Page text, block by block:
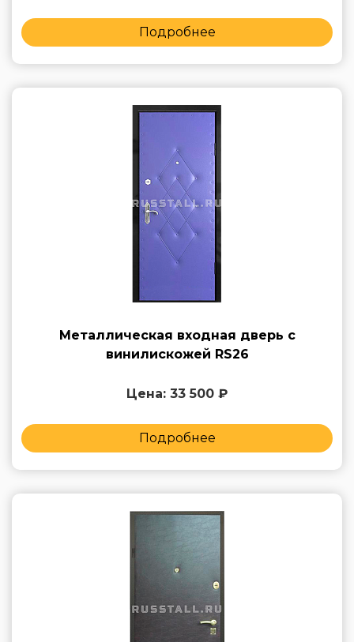
Подробнее
Металлическая входная дверь с
винилискожей RS26
Цена: 33 500 ₽
Подробнее